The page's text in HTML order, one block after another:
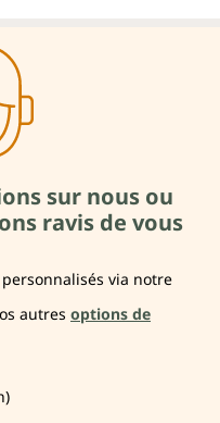
sur nous ou
ravis de vous
via notre
autres options de